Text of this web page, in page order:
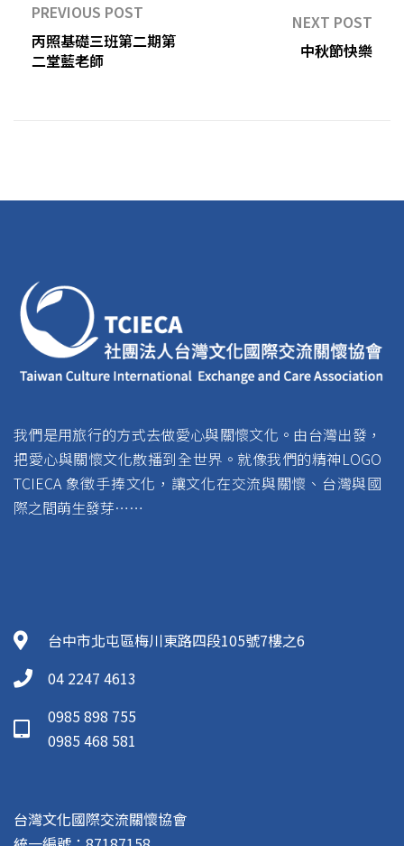
PREVIOUS POST
丙照基礎三班第二期第
二堂藍老師
NEXT POST
中秋節快樂
我們是用旅行的方式去做愛心與關懷文化。由台灣出發，
把愛心與關懷文化散播到全世界。就像我們的精神LOGO
TCIECA 象徵手捧文化，讓文化在交流與關懷、台灣與國
際之間萌生發芽……
台中市北屯區梅川東路四段105號7樓之6
04 2247 4613
0985 898 755
0985 468 581
台灣文化國際交流關懷協會